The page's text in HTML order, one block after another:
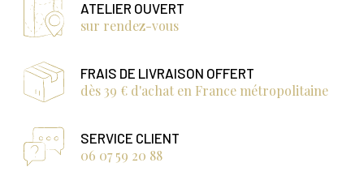
ATELIER OUVERT
sur rendez-vous
FRAIS DE LIVRAISON OFFERT
dès 39 € d'achat en France métropolitaine
SERVICE CLIENT
06 07 59 20 88